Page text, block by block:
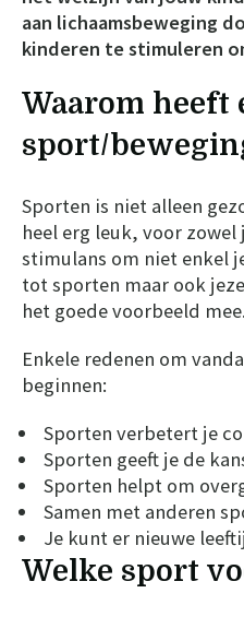
aan lichaamsbeweging
kinderen te stimuleren
Waarom heeft
sport/
Sporten is niet alleen
heel erg leuk, voor zowel
stimulans om niet enkel
tot sporten maar ook
het goede voorbeeld mee.
Enkele redenen om
beginnen:
Sporten verbetert je
Sporten geeft je de
Sporten helpt om
Samen met anderen
Je kunt er nieuwe
Welke sport